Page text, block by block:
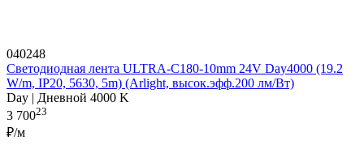
040248
Светодиодная лента ULTRA-C180-10mm 24V Day4000 (19.2
W/m, IP20, 5630, 5m) (Arlight, высок.эфф.200 лм/Вт)
Day | Дневной 4000 K
3 70023
₽/м